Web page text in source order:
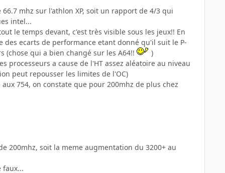
mhz sur l'athlon XP, soit un rapport de 4/3 qui
intel...
le temps devant, c'est très visible sous les jeux!! En
des ecarts de performance etant donné qu'il suit le P-
qui a bien changé sur les A64!!
)
processeurs a cause de l'HT assez aléatoire au niveau
peut repousser les limites de l'OC)
754, on constate que pour 200mhz de plus chez
200mhz, soit la meme augmentation du 3200+ au
faux...